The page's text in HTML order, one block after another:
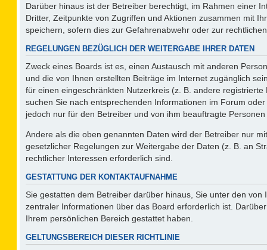
Darüber hinaus ist der Betreiber berechtigt, im Rahmen einer
Dritter, Zeitpunkte von Zugriffen und Aktionen zusammen mit
speichern, sofern dies zur Gefahrenabwehr oder zur
REGELUNGEN BEZÜGLICH DER WEITERGABE IHRER DATEN
Zweck eines Boards ist es, einen Austausch mit anderen
und die von Ihnen erstellten Beiträge im Internet zugänglich
für einen eingeschränkten Nutzerkreis (z. B. andere
suchen Sie nach entsprechenden Informationen im Forum
jedoch nur für den Betreiber und von ihm beauftragte
Andere als die oben genannten Daten wird der Betreiber nur
gesetzlicher Regelungen zur Weitergabe der Daten (z. B. an
rechtlicher Interessen erforderlich sind.
GESTATTUNG DER KONTAKTAUFNAHME
Sie gestatten dem Betreiber darüber hinaus, Sie unter den
zentraler Informationen über das Board erforderlich ist.
Ihrem persönlichen Bereich gestattet haben.
GELTUNGSBEREICH DIESER RICHTLINIE